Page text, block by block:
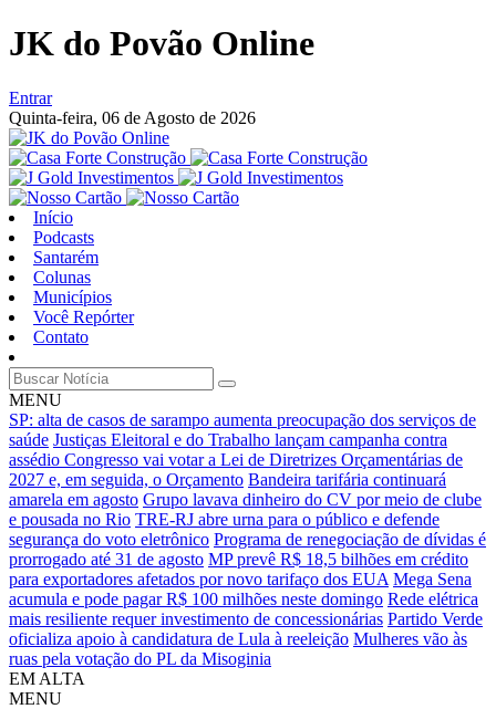
JK do Povão Online
Entrar
Quinta-feira, 06 de Agosto de 2026
Início
Podcasts
Santarém
Colunas
Municípios
Você Repórter
Contato
MENU
SP: alta de casos de sarampo aumenta preocupação dos serviços de
saúde Justiças Eleitoral e do Trabalho lançam campanha contra
assédio Congresso vai votar a Lei de Diretrizes Orçamentárias de
2027 e, em seguida, o Orçamento Bandeira tarifária continuará
amarela em agosto Grupo lavava dinheiro do CV por meio de clube
e pousada no Rio TRE-RJ abre urna para o público e defende
segurança do voto eletrônico Programa de renegociação de dívidas é
prorrogado até 31 de agosto MP prevê R$ 18,5 bilhões em crédito
para exportadores afetados por novo tarifaço dos EUA Mega Sena
acumula e pode pagar R$ 100 milhões neste domingo Rede elétrica
mais resiliente requer investimento de concessionárias Partido Verde
oficializa apoio à candidatura de Lula à reeleição Mulheres vão às
ruas pela votação do PL da Misoginia
EM ALTA
MENU